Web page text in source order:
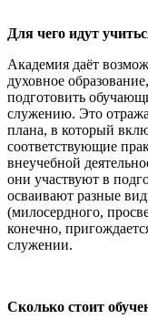
Для чего идут
Академия даёт
духовное
подготовить
служению. Это
плана, в который
соответствующие
внеучебной
они участвуют в
осваивают разные
(милосердного,
конечно,
служении.
Сколько стоит